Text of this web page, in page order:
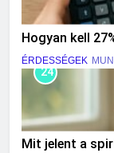
Hogyan kell
ÉRDESSÉGEK
24
Mit jelent a